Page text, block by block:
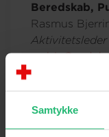
Samtykke
Beredskab,
Rasmus
Aktivitetsleder
Aktivitetsleder